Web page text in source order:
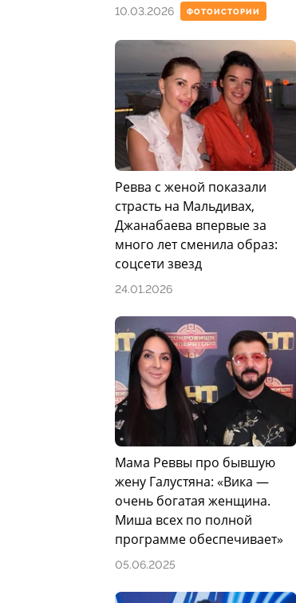
ФОТОИСТОРИИ
10.03.2026
Ревва с женой показали
страсть на Мальдивах,
Джанабаева впервые за
много лет сменила образ:
соцсети звезд
24.01.2026
Мама Реввы про бывшую
жену Галустяна: «Вика —
очень богатая женщина.
Миша всех по полной
программе обеспечивает»
05.06.2025